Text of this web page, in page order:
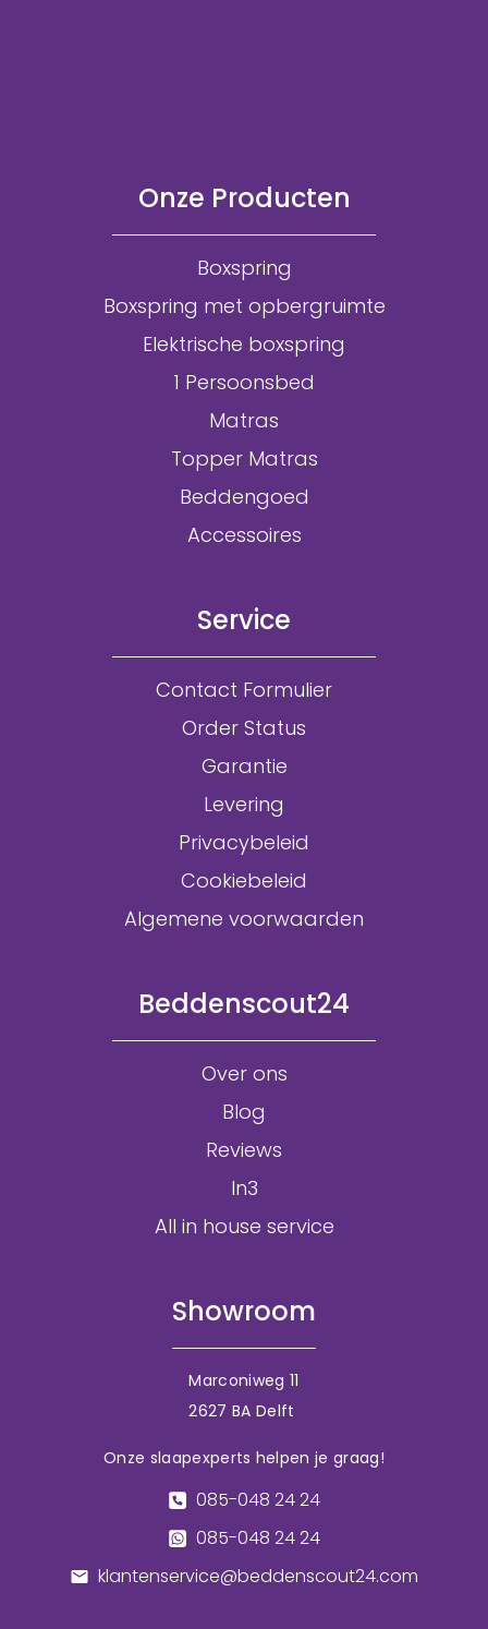
Onze Producten
Boxspring
Boxspring met opbergruimte
Elektrische boxspring
1 Persoonsbed
Matras
Topper Matras
Beddengoed
Accessoires
Service
Contact Formulier
Order Status
Garantie
Levering
Privacybeleid
Cookiebeleid
Algemene voorwaarden
Beddenscout24
Over ons
Blog
Reviews
In3
All in house service
Showroom
Marconiweg 11
2627 BA Delft
Onze slaapexperts helpen je graag!
085-048 24 24
085-048 24 24
klantenservice@beddenscout24.com